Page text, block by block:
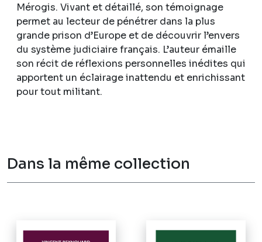
Mérogis. Vivant et détaillé, son témoignage
permet au lecteur de pénétrer dans la plus
grande prison d’Europe et de découvrir l’envers
du système judiciaire français. L’auteur émaille
son récit de réflexions personnelles inédites qui
apportent un éclairage inattendu et enrichissant
pour tout militant.
Dans la même collection